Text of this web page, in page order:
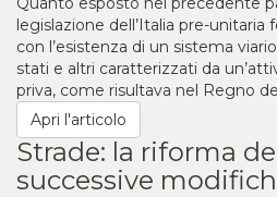
legislazione dell’Italia pre-
con l’esistenza di un sistema
stati e altri caratterizzati da
priva, come risultava nel Regno
Apri l'articolo
Strade: la riforma
successive